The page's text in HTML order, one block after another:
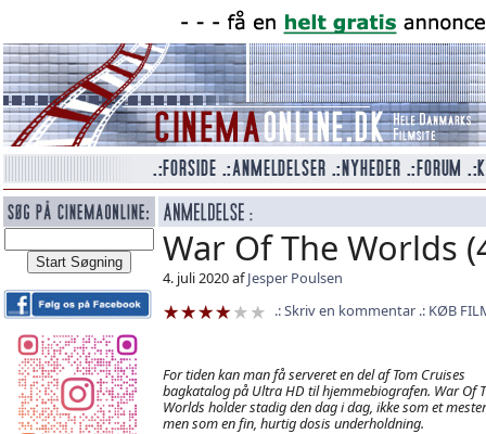
War Of The Worlds
4. juli 2020 afJesper Poulsen
Skriv en kommentar
KØB
For tiden kan man få serveret en del af Tom Cruises
bagkatalog på Ultra HD til hjemmebiografen. War Of
Worlds holder stadig den dag i dag, ikke som et
men som en fin, hurtig dosis underholdning.